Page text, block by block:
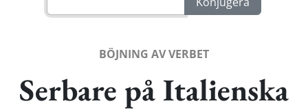
BÖJNING AV VERBET
Serbare på Italienska